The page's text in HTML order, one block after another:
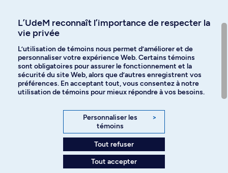
Langues
Facebook Instagram
YouTube
Politique de confidentialité
L’UdeM reconnaît l’importance de respecter la
vie privée
L’utilisation de témoins nous permet d’améliorer et de
personnaliser votre expérience Web. Certains témoins
sont obligatoires pour assurer le fonctionnement et la
sécurité du site Web, alors que d’autres enregistrent vos
préférences. En acceptant tout, vous consentez à notre
utilisation de témoins pour mieux répondre à vos besoins.
Personnaliser les
témoins
>
Tout refuser
Tout accepter